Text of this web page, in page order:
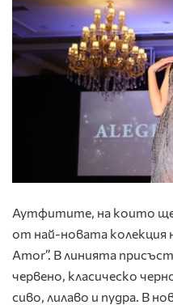
Аутфитите, на които ще
от най-новата колекция
Amor”. В линията
червено, класическо
сиво, лилаво и пудра. В